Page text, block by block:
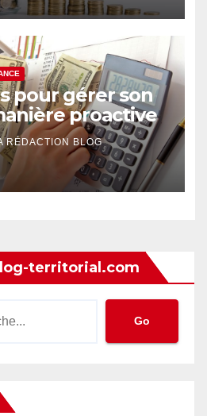
pour gérer son
proactive
RÉDACTION BLOG
territorial.com
Go